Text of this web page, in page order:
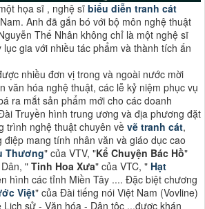
họa sĩ , nghệ sĩ biểu diễn tranh cát
Anh đã gắn bó với bộ môn nghệ thuật
Thế Nhân không chỉ là một nghệ sĩ
gia với nhiều tác phẩm và thành tích ấn
nhiều đơn vị trong và ngoài nước mời
văn hóa nghệ thuật, các lễ kỷ niệm phục vụ
ra mắt sản phẩm mới cho các doanh
Truyền hình trung ương và địa phương đặt
trình nghệ thuật chuyên về vẽ tranh cát,
mang tính nhân văn và giáo dục cao
Thương" của VTV, "Kể Chuyện Bác Hồ"
" Tinh Hoa Xưa" của VTC, " Hạt
hình các tỉnh Miền Tây .... Đặc biệt chương
Việt" của Đài tiếng nói Việt Nam (Vovline)
sử - Văn hóa - Dân tộc ...được khán